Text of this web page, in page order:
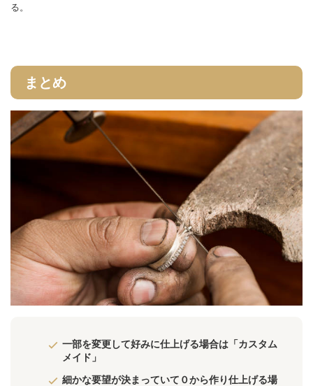
る。
まとめ
一部を変更して好みに仕上げる場合は「カスタム
メイド」
細かな要望が決まっていて０から作り仕上げる場